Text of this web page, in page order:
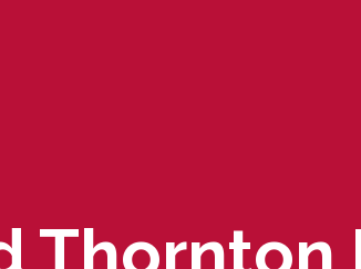
Thornton